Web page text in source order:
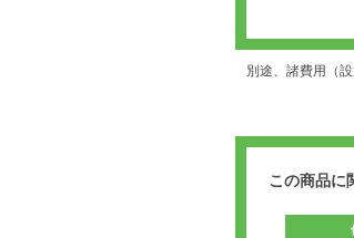
別途、諸費用（
この商品に